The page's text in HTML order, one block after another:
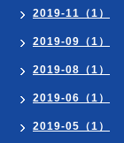
2019-11（1）
2019-09（1）
2019-08（1）
2019-06（1）
2019-05（1）